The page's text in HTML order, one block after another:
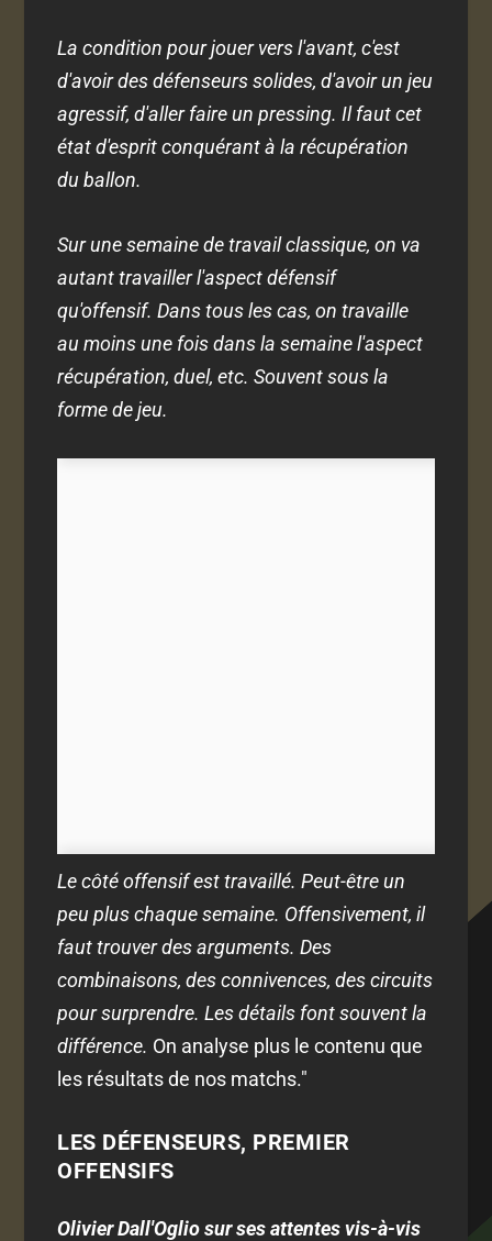
La condition pour jouer vers l'avant, c'est
d'avoir des défenseurs solides, d'avoir un jeu
agressif, d'aller faire un pressing. Il faut cet
état d'esprit conquérant à la récupération
du ballon.
Sur une semaine de travail classique, on va
autant travailler l'aspect défensif
qu'offensif. Dans tous les cas, on travaille
au moins une fois dans la semaine l'aspect
récupération, duel, etc. Souvent sous la
forme de jeu.
Le côté offensif est travaillé. Peut-être un
peu plus chaque semaine. Offensivement, il
faut trouver des arguments. Des
combinaisons, des connivences, des circuits
pour surprendre. Les détails font souvent la
différence. On analyse plus le contenu que
les résultats de nos matchs."
LES DÉFENSEURS, PREMIER
OFFENSIFS
Olivier Dall'Oglio sur ses attentes vis-à-vis